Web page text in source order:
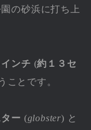
の砂浜に打ち上
ンチ (約１３セ
ことです。
ー (globster) と